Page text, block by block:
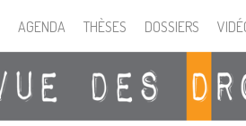
AGENDA THÈSES DOSSIERS